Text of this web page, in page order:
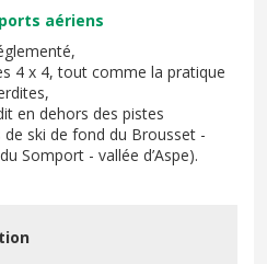
aériens
4 x 4, tout comme la pratique
en dehors des pistes
ski de fond du Brousset -
Somport - vallée d’Aspe).